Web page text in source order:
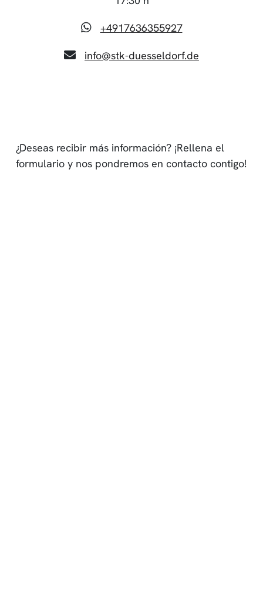
+4917636355927
info@stk-duesseldorf.de
¿Deseas recibir más información? ¡Rellena el
formulario y nos pondremos en contacto contigo!